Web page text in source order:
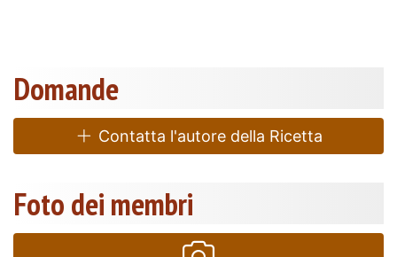
Domande
Contatta l'autore della Ricetta
Foto dei membri